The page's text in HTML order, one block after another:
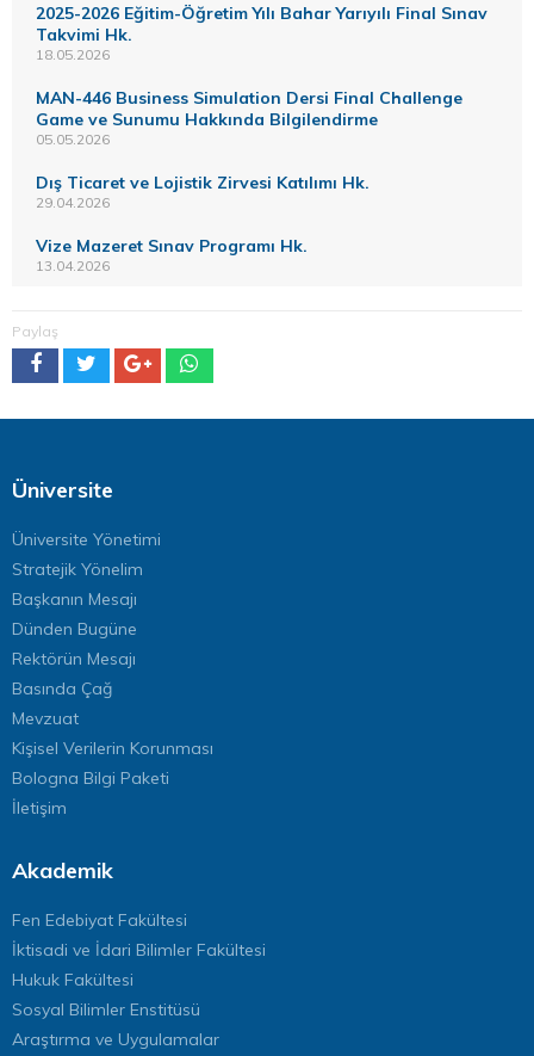
2025-2026 Eğitim-Öğretim Yılı Bahar Yarıyılı Final Sınav
Takvimi Hk.
18.05.2026
MAN-446 Business Simulation Dersi Final Challenge
Game ve Sunumu Hakkında Bilgilendirme
05.05.2026
Dış Ticaret ve Lojistik Zirvesi Katılımı Hk.
29.04.2026
Vize Mazeret Sınav Programı Hk.
13.04.2026
Paylaş
Üniversite
Üniversite Yönetimi
Stratejik Yönelim
Başkanın Mesajı
Dünden Bugüne
Rektörün Mesajı
Basında Çağ
Mevzuat
Kişisel Verilerin Korunması
Bologna Bilgi Paketi
İletişim
Akademik
Fen Edebiyat Fakültesi
İktisadi ve İdari Bilimler Fakültesi
Hukuk Fakültesi
Sosyal Bilimler Enstitüsü
Araştırma ve Uygulamalar